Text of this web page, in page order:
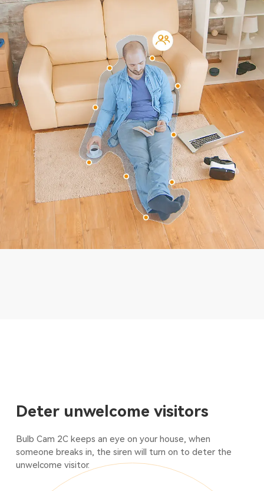
Deter unwelcome visitors
Bulb Cam 2C keeps an eye on your house, when
someone breaks in, the siren will turn on to deter the
unwelcome visitor.